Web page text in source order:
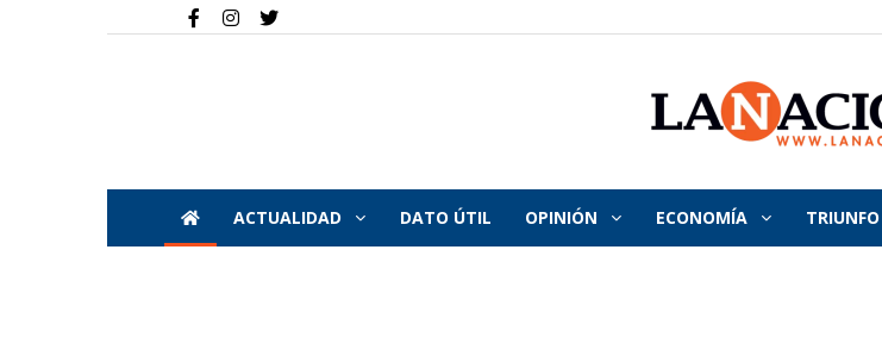
La
ACTUALIDAD DATO ÚTIL OPINIÓN ECONOMÍA TRIUNFO